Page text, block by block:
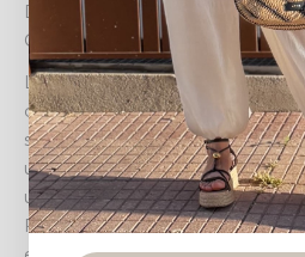
DESCUBRE LA SUDADERA
CONFORT EN UNA PRENDA
LaSUDADERA FASHION es la
quienes buscan fusionar
su vestuario diario. Su diseño
un impactante estampado
un rostro estilizado con el
FASHION”, donde las letras “I”